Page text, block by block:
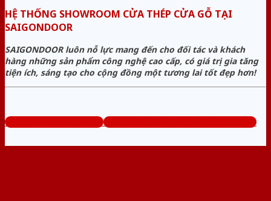
HỆ THỐNG SHOWROOM CỬA THÉP CỬA GỖ TẠI
SAIGONDOOR
SAIGONDOOR luôn nỗ lực mang đến cho đối tác và khách
hàng những sản phẩm công nghệ cao cấp, có giá trị gia tăng
tiện ích, sáng tạo cho cộng đồng một tương lai tốt đẹp hơn!
www.cuathepcuago.com Tổng đài tư vấn miễn phí: 0824.400.400